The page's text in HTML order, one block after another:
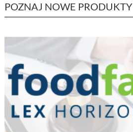
POZNAJ NOWE PRODUKTY